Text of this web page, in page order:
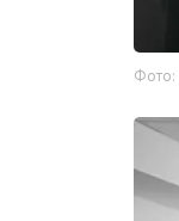
Фото: